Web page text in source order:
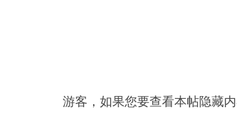
游客，如果您要查看本帖隐藏